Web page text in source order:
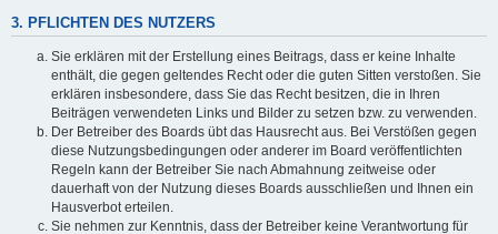
3. PFLICHTEN DES NUTZERS
Sie erklären mit der Erstellung eines Beitrags, dass er keine Inhalte
enthält, die gegen geltendes Recht oder die guten Sitten verstoßen. Sie
erklären insbesondere, dass Sie das Recht besitzen, die in Ihren
Beiträgen verwendeten Links und Bilder zu setzen bzw. zu verwenden.
Der Betreiber des Boards übt das Hausrecht aus. Bei Verstößen gegen
diese Nutzungsbedingungen oder anderer im Board veröffentlichten
Regeln kann der Betreiber Sie nach Abmahnung zeitweise oder
dauerhaft von der Nutzung dieses Boards ausschließen und Ihnen ein
Hausverbot erteilen.
Sie nehmen zur Kenntnis, dass der Betreiber keine Verantwortung für